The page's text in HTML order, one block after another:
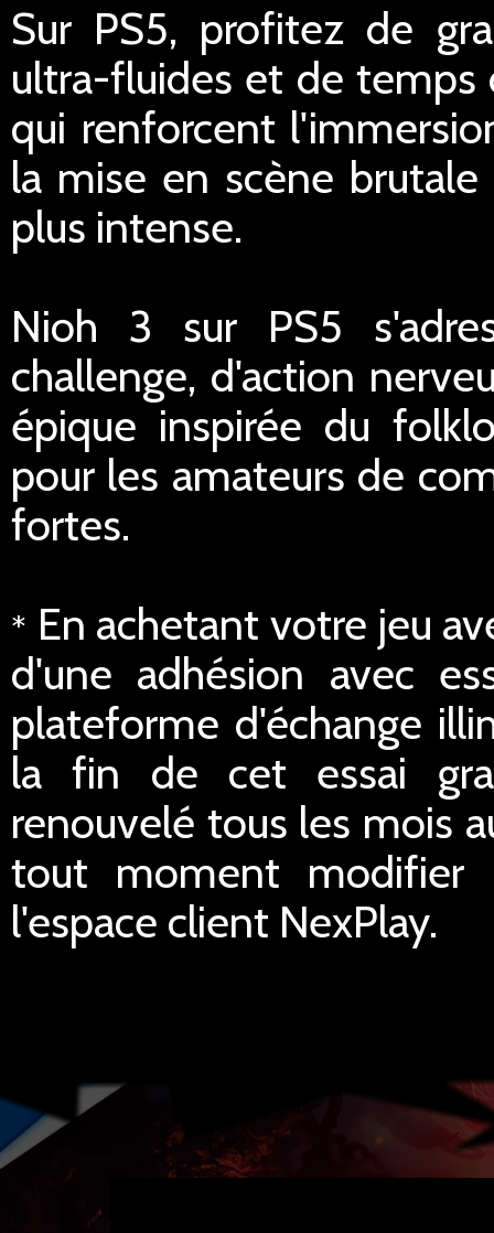
Sur PS5, profitez de
ultra-fluides et de temps
qui renforcent
la mise en scène
plus intense.
Nioh 3 sur PS5
challenge, d'action
épique inspirée du
pour les amateurs de
fortes.
* En achetant votre jeu
d'une adhésion avec
plateforme d'échange
la fin de cet essai
renouvelé tous les mois
tout moment modifier
l'espace client NexPlay.